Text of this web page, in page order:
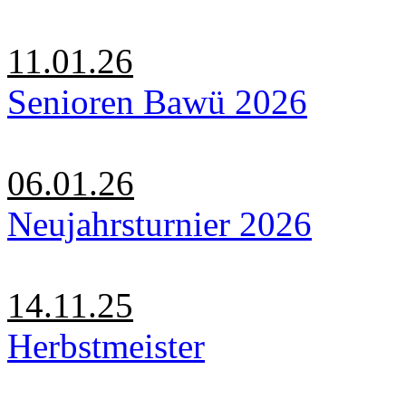
11.01.26
Senioren Bawü 2026
06.01.26
Neujahrsturnier 2026
14.11.25
Herbstmeister